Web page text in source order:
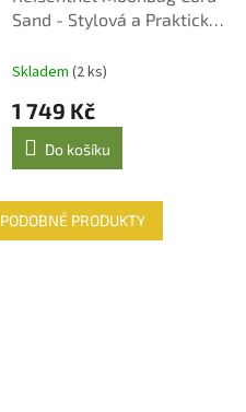
R
Sand - Stylová a Praktická
Polyesteru
Skladem (2 ks)
1 749 Kč
Do košíku
PRODUKTY